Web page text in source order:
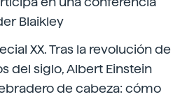
Blaikley
XX. Tras la revolución de
del siglo, Albert Einstein
de cabeza: cómo